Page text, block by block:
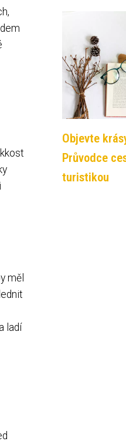
měl
ladí
Objevte
Průvodce
turistikou